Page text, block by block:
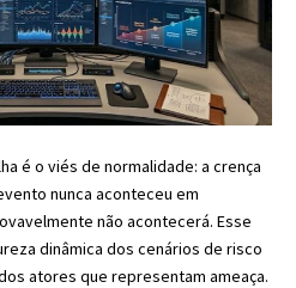
é o viés de normalidade: a crença
nunca aconteceu em
não acontecerá. Esse
dinâmica dos cenários de risco
atores que representam ameaça.